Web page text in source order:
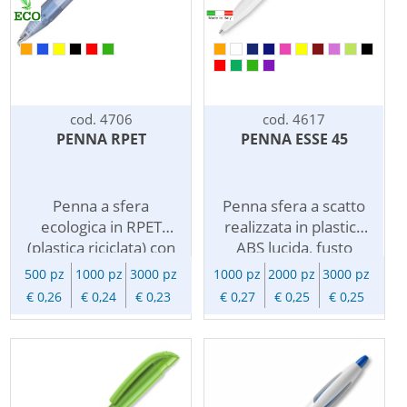
orientata all'ecologia.
Omaggiare una penna
pubblicitaria rende piu'
efficace la vostra
comunicazione e dice
clienti, con un costo
davvero minimo.
cod. 4706
PENNA RPET
Penna a sfera
ecologica in RPET
(plastica riciclata) con
chiusura a scatto, refill
nero. Fusto
semitrasparente con
Personalizzabile con
vostro logo. Queste
penne in RPET
500 pz 1000 pz 3000 pz
€ 0,26
€ 0,24 € 0,23
cod. 4617
PENNA ESSE 45
Penna sfera a scatto
realizzata in plastica
ABS lucida, fusto
bianco con
testina/fermaglio
disponibile in vari
blu. Penna Made in
Italy di alta qualita'.
Personalizzabile con
1000 pz 2000 pz 3000 pz
€ 0,27
€ 0,25 € 0,25